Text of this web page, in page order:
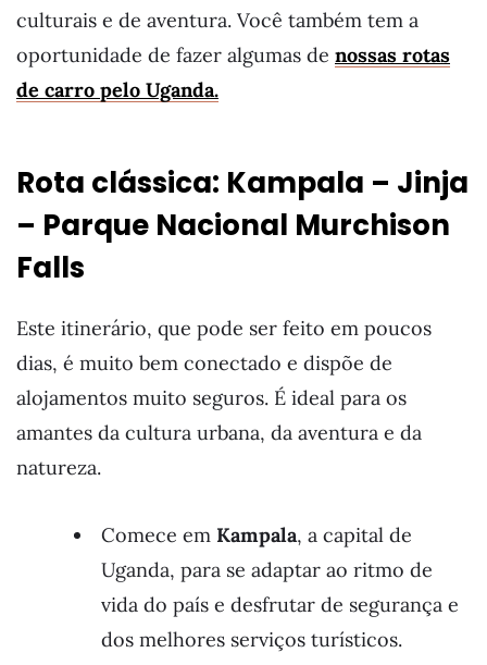
culturais e de aventura. Você também tem a
oportunidade de fazer algumas de nossas rotas
de carro pelo Uganda.
Rota clássica: Kampala – Jinja
– Parque Nacional Murchison
Falls
Este itinerário, que pode ser feito em poucos
dias, é muito bem conectado e dispõe de
alojamentos muito seguros. É ideal para os
amantes da cultura urbana, da aventura e da
natureza.
Comece em Kampala, a capital de
Uganda, para se adaptar ao ritmo de
vida do país e desfrutar de segurança e
dos melhores serviços turísticos.